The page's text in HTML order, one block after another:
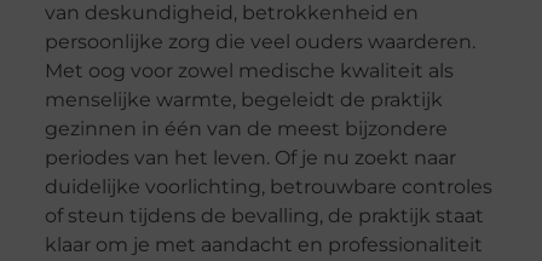
van deskundigheid, betrokkenheid en
persoonlijke zorg die veel ouders waarderen.
Met oog voor zowel medische kwaliteit als
menselijke warmte, begeleidt de praktijk
gezinnen in één van de meest bijzondere
periodes van het leven. Of je nu zoekt naar
duidelijke voorlichting, betrouwbare controles
of steun tijdens de bevalling, de praktijk staat
klaar om je met aandacht en professionaliteit